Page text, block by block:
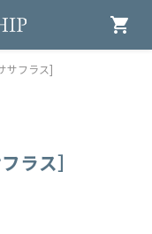
shopping_cart
サフラス]
ラス］